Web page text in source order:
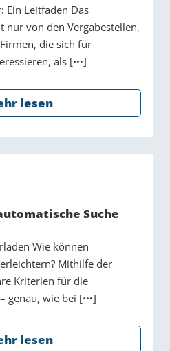
Ein Leitfaden Das
nur von den Vergabestellen,
die sich für
als [
]
lesen
Suche
Wie können
Mithilfe der
Kriterien für die
genau, wie bei [
]
lesen